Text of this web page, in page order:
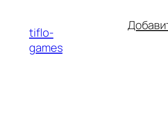
содержимому
tiflo-
games